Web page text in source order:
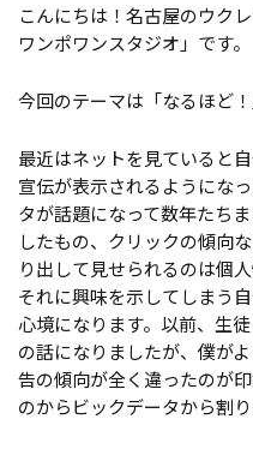
こんにちは！名古屋のウク
ワンポワンスタジオ」です。
今回のテーマは「なるほど！
最近はネットを見ていると
宣伝が表示されるようにな
タが話題になって数年たち
したもの、クリックの傾向
り出して見せられるのは個
それに興味を示してしまう
心境になります。以前、生
の話になりましたが、僕が
告の傾向が全く違ったのが
のからビックデータから割